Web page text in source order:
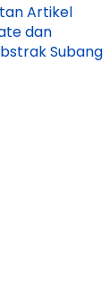
Artikel
dan
Subang